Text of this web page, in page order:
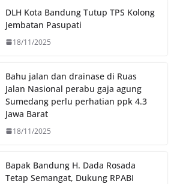
n
k
DLH Kota Bandung Tutup TPS Kolong
Jembatan Pasupati
18/11/2025
Bahu jalan dan drainase di Ruas
Jalan Nasional perabu gaja agung
Sumedang perlu perhatian ppk 4.3
Jawa Barat
18/11/2025
Bapak Bandung H. Dada Rosada
Tetap Semangat, Dukung RPABI